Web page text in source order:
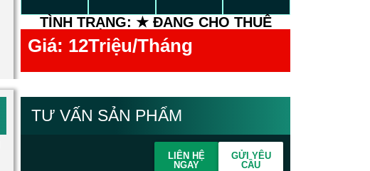
TÌNH TRẠNG: ★ ĐANG CHO THUÊ
Giá: 12Triệu/Tháng
TƯ VẤN SẢN PHẨM
LIÊN HỆ
NGAY
GỬI YÊU
CẦU